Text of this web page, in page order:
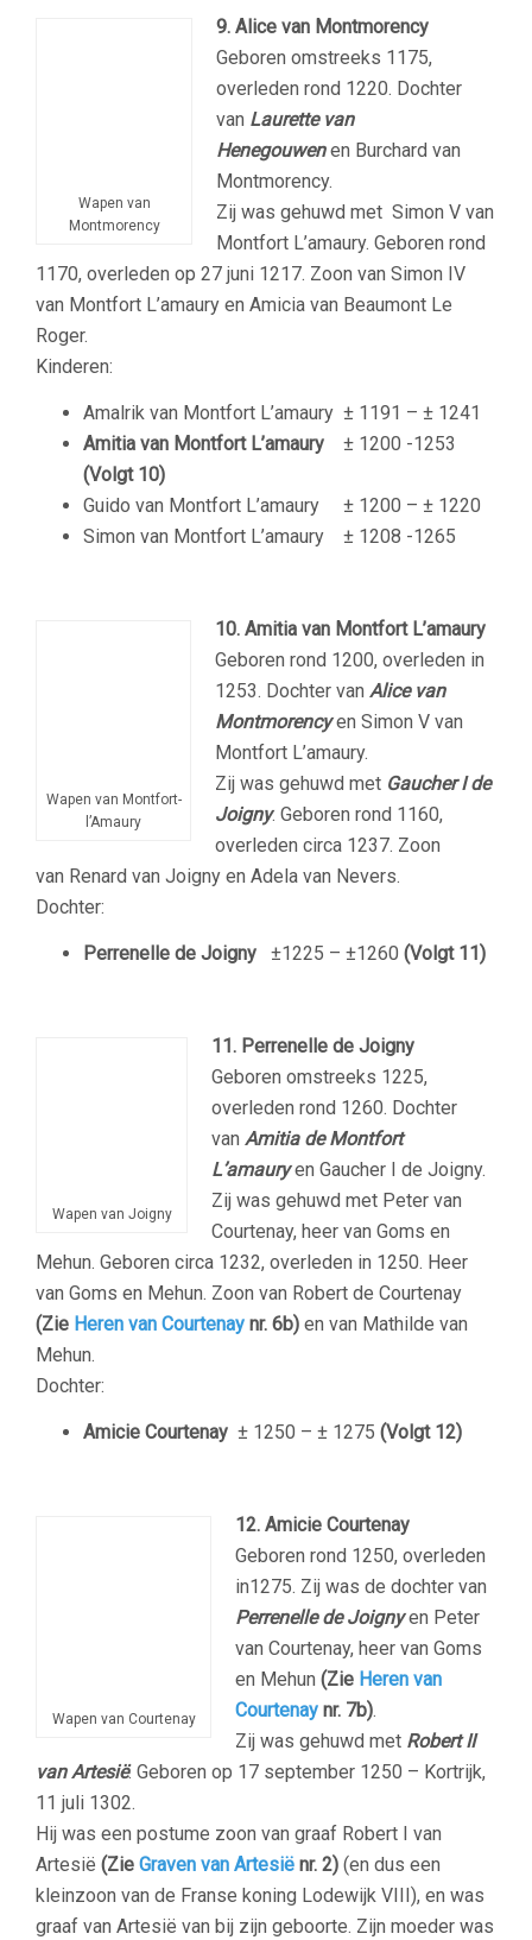
Wapen van
Montmorency
9. Alice van Montmorency
Geboren omstreeks 1175,
overleden rond 1220. Dochter
van Laurette van
Henegouwenen Burchard van
Montmorency.
Zij was gehuwd met Simon V van
Montfort L’amaury. Geboren rond
1170, overleden op 27 juni 1217. Zoon van Simon IV
van Montfort L’amaury en Amicia van Beaumont Le
Roger.
Kinderen:
Amalrik van Montfort L’amaury ± 1191 – ± 1241
Amitia van Montfort L’amaury
± 1200 -1253
(Volgt 10)
Guido van Montfort L’amaury ± 1200 – ± 1220
Simon van Montfort L’amaury ± 1208 -1265
Wapen van Montfort-
l’Amaury
10. Amitia van Montfort L’amaury
Geboren rond 1200, overleden in
1253. Dochter van Alice van
Montmorencyen Simon V van
Montfort L’amaury.
Zij was gehuwd met Gaucher I de
Joigny. Geboren rond 1160,
overleden circa 1237. Zoon
van Renard van Joigny en Adela van Nevers.
Dochter:
Perrenelle de Joigny ±1225 – ±1260 (Volgt 11)
Wapen van Joigny
11. Perrenelle de Joigny
Geboren omstreeks 1225,
overleden rond 1260. Dochter
van Amitia de Montfort
L’amauryen Gaucher I de Joigny.
Zij was gehuwd met Peter van
Courtenay, heer van Goms en
Mehun. Geboren circa 1232, overleden in 1250. Heer
van Goms en Mehun. Zoon van Robert de Courtenay
(Zie Heren van Courtenay nr. 6b) en van Mathilde van
Mehun.
Dochter:
Amicie Courtenay ± 1250 – ± 1275 (Volgt 12)
Wapen van Courtenay
12. Amicie Courtenay
Geboren rond 1250, overleden
in1275. Zij was de dochter van
Perrenelle de Joigny en Peter
van Courtenay, heer van Goms
en Mehun (Zie Heren van
Courtenay nr. 7b).
Zij was gehuwd met Robert II
van Artesië. Geboren op 17 september 1250 – Kortrijk,
11 juli 1302.
Hij was een postume zoon van graaf Robert I van
Artesië (Zie Graven van Artesië nr. 2) (en dus een
kleinzoon van de Franse koning Lodewijk VIII), en was
graaf van Artesië van bij zijn geboorte. Zijn moeder was